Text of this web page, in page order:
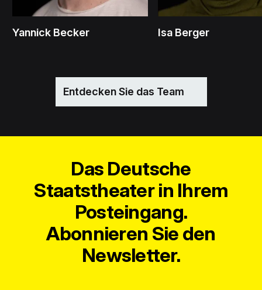
Yannick Becker Isa Berger
Entdecken Sie das Team
Das Deutsche
Staatstheater in Ihrem
Posteingang.
Abonnieren Sie den
Newsletter.